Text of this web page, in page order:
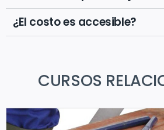
¿El costo es accesible?
CURSOS